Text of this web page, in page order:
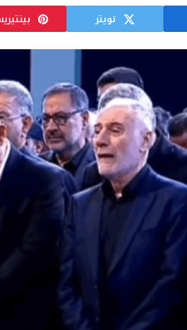
تويتر